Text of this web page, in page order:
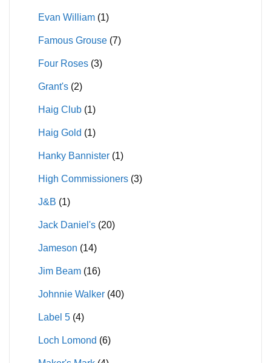
Evan William (1)
Famous Grouse (7)
Four Roses (3)
Grant's (2)
Haig Club (1)
Haig Gold (1)
Hanky Bannister (1)
High Commissioners (3)
J&B (1)
Jack Daniel's (20)
Jameson (14)
Jim Beam (16)
Johnnie Walker (40)
Label 5 (4)
Loch Lomond (6)